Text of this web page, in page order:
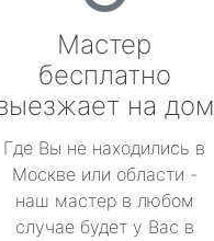
Мастер
бесплатно
на дом
Где Вы не находились в
Москве или области -
наш мастер в любом
случае будет у Вас в